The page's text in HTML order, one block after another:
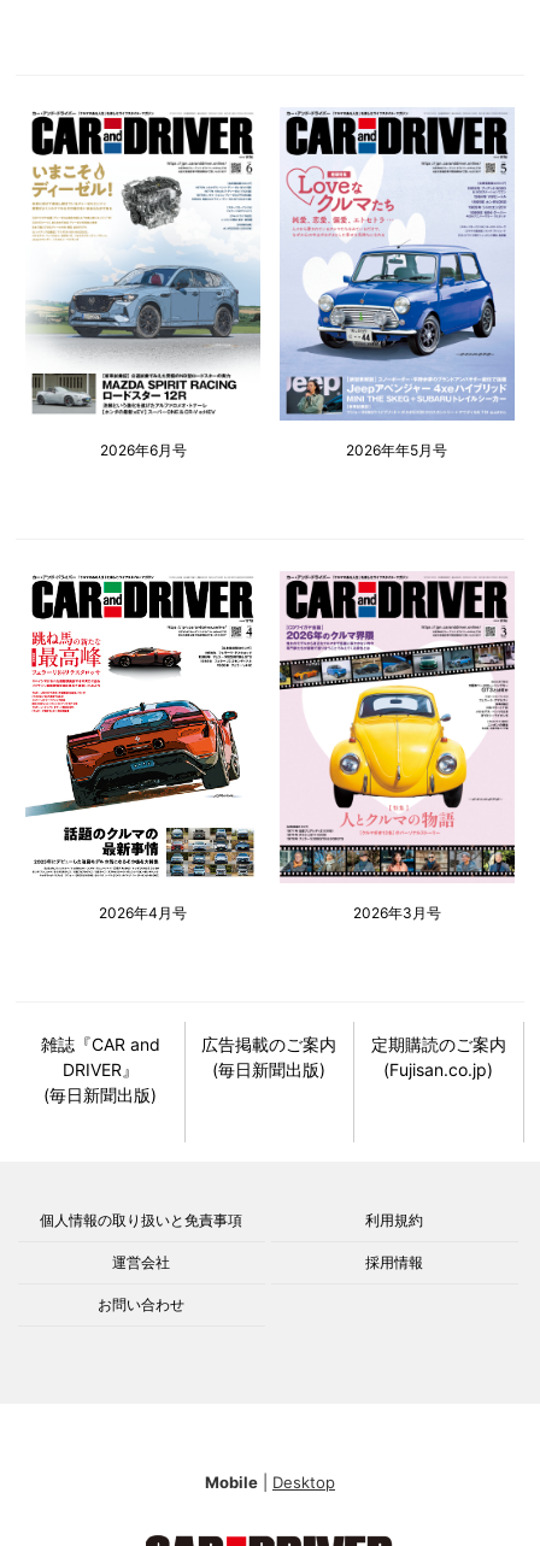
2026年6月号 2026年年5月号
2026年4月号 2026年3月号
雑誌『CAR and
DRIVER』
(毎日新聞出版)
広告掲載のご案内
(毎日新聞出版)
定期購読のご案内
(Fujisan.co.jp)
個人情報の取り扱いと免責事項 利用規約
運営会社 採用情報
お問い合わせ
Mobile Desktop